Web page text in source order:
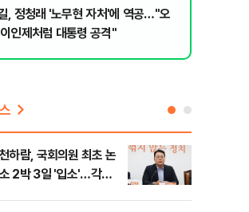
, 정청래 '노무현 자처'에 역공…"오
인제처럼 대통령 공격"
하람, 국회의원 최초 논
2박 3일 '입소'…각개